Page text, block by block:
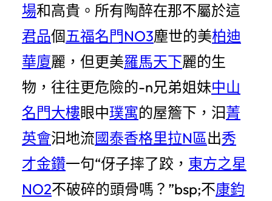
場和高貴。所有陶醉在那不屬於這
君品個五福名門NO3塵世的美柏迪
華廈麗，但更美羅馬天下麗的生
物，往往更危險的-n兄弟姐妹中山
名門大樓眼中璞寓的屋簷下，汩菁
英會汩地流國泰香格里拉N區出秀
才金鑽一句“伢子摔了跤， 東方之星
NO2不破碎的頭骨嗎？”bsp;不康鈞